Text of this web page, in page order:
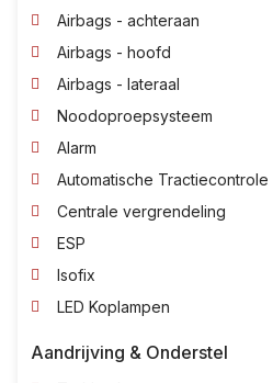
Airbags - achteraan
Airbags - hoofd
Airbags - lateraal
Noodoproepsysteem
Alarm
Automatische Tractiecontrole
Centrale vergrendeling
ESP
Isofix
LED Koplampen
Aandrijving & Onderstel